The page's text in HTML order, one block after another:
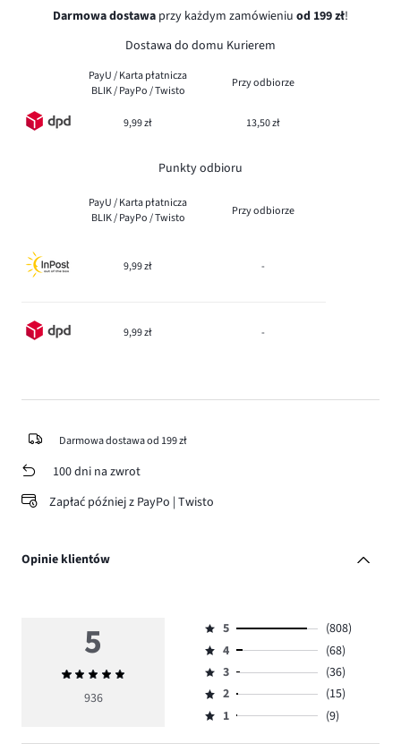
Darmowa dostawa przy każdym zamówieniu od 199 zł!
Dostawa do domu Kurierem
PayU / Karta płatnicza
BLIK / PayPo / Twisto
Przy odbiorze
9,99 zł 13,50 zł
Punkty odbioru
PayU / Karta płatnicza
BLIK / PayPo / Twisto
Przy odbiorze
9,99 zł -
9,99 zł -
Darmowa dostawa od 199 zł
100 dni na zwrot
Zapłać później z PayPo | Twisto
Opinie klientów
5
Średnia
ocena
936
Ocena
5,
ilość
głosów
808.
5
(808)
Ocena
4,
ilość
głosów
4
(68)
Ocena
3,
ilość
3
(36)
Ocena
2,
2
(15)
Ocena
1,
1 (9)